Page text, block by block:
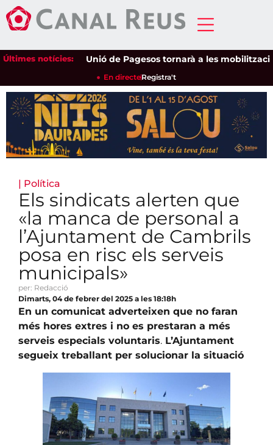
Últimes notícies:Unió de Pagesos tornarà a les
En directeRegistra't
| Política
Els sindicats alerten que
«la manca de personal a
l’Ajuntament de Cambrils
posa en risc els serveis
municipals»
per: Redacció
Dimarts, 04 de febrer del 2025 a les 18:18h
En un comunicat adverteixen que no faran
més hores extres i no es prestaran a més
serveis especials voluntaris. L’Ajuntament
segueix treballant per solucionar la situació